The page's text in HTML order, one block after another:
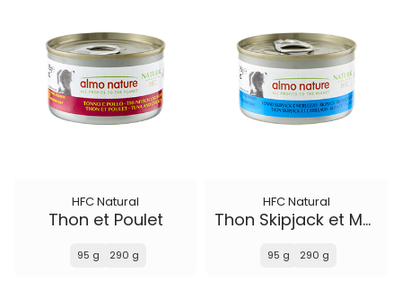
HFC Natural
Thon et Poulet
95 g 290 g
HFC Natural
Thon Skipjack et Morue
95 g 290 g